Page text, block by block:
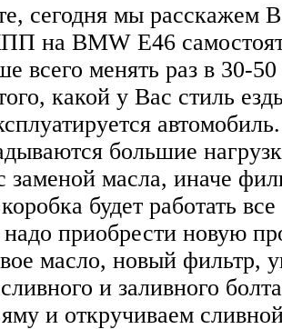
сегодня мы расскажем
на BMW E46
всего менять раз в 30-50
какой у Вас стиль
большие
заменой масла, иначе
будет работать
приобрести новую
масло, новый фильтр,
и заливного
и откручиваем